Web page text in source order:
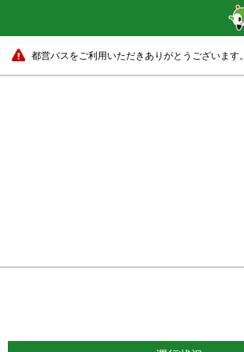
都営バスをご利用いただきありがとうございます。